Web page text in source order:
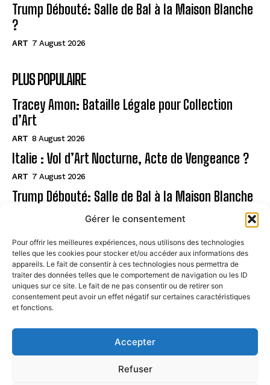
Gérer le consentement
Pour offrir les meilleures expériences, nous utilisons des technologies
telles que les cookies pour stocker et/ou accéder aux informations des
appareils. Le fait de consentir à ces technologies nous permettra de
traiter des données telles que le comportement de navigation ou les ID
uniques sur ce site. Le fait de ne pas consentir ou de retirer son
consentement peut avoir un effet négatif sur certaines caractéristiques
et fonctions.
Accepter
Refuser
Trump Débouté: Salle de Bal à la Maison Blanche
?
ART 7 August 2026
PLUS POPULAIRE
Tracey Amon: Bataille Légale pour Collection
d’Art
ART 8 August 2026
Italie : Vol d’Art Nocturne, Acte de Vengeance ?
ART 7 August 2026
Trump Débouté: Salle de Bal à la Maison Blanche
Page
CONTACT
MENTIONS LÉGALES